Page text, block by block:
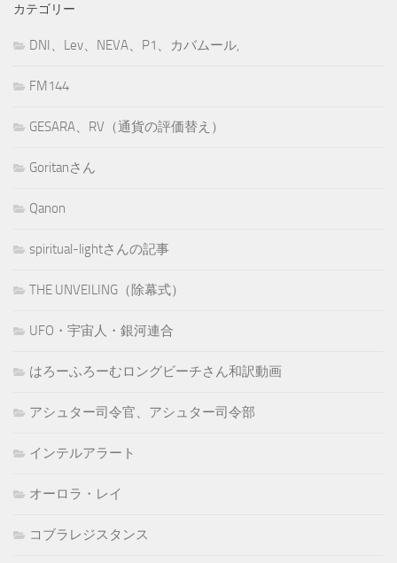
カテゴリー
DNI、Lev、NEVA、P1、カバムール,
FM144
GESARA、RV（通貨の評価替え）
Goritanさん
Qanon
spiritual-lightさんの記事
THE UNVEILING（除幕式）
UFO・宇宙人・銀河連合
はろーふろーむロングビーチさん和訳動画
アシュター司令官、アシュター司令部
インテルアラート
オーロラ・レイ
コブラレジスタンス